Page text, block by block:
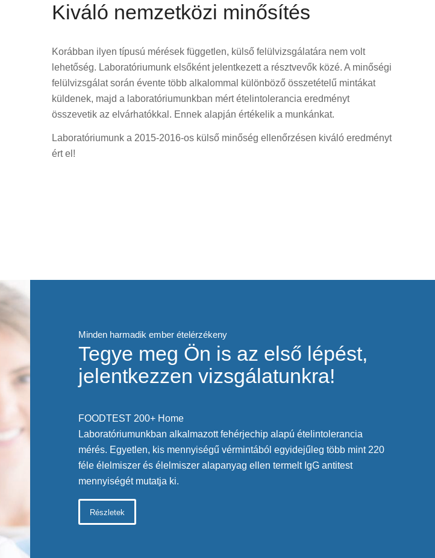
Kiváló nemzetközi minősítés
Korábban ilyen típusú mérések független, külső felülvizsgálatára nem volt
lehetőség. Laboratóriumunk elsőként jelentkezett a résztvevők közé. A minőségi
felülvizsgálat során évente több alkalommal különböző összetételű mintákat
küldenek, majd a laboratóriumunkban mért ételintolerancia eredményt
összevetik az elvárhatókkal. Ennek alapján értékelik a munkánkat.
Laboratóriumunk a 2015-2016-os külső minőség ellenőrzésen kiváló eredményt
ért el!
Minden harmadik ember ételérzékeny
Tegye meg Ön is az első lépést,
jelentkezzen vizsgálatunkra!
FOODTEST 200+ Home
Laboratóriumunkban alkalmazott fehérjechip alapú ételintolerancia
mérés. Egyetlen, kis mennyiségű vérmintából egyidejűleg több mint 220
féle élelmiszer és élelmiszer alapanyag ellen termelt IgG antitest
mennyiségét mutatja ki.
Részletek